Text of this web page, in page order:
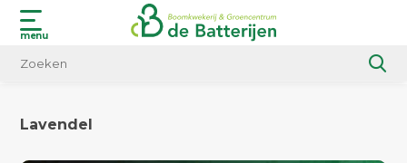
menu
Lavendel